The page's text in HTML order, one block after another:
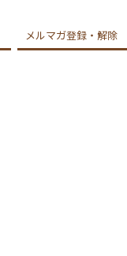
メルマガ登録・解除